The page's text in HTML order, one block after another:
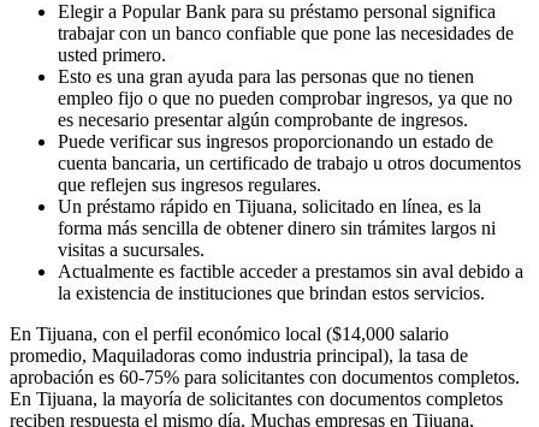
Elegir a Popular Bank para su préstamo personal significa
trabajar con un banco confiable que pone las necesidades de
usted primero.
Esto es una gran ayuda para las personas que no tienen
empleo fijo o que no pueden comprobar ingresos, ya que no
es necesario presentar algún comprobante de ingresos.
Puede verificar sus ingresos proporcionando un estado de
cuenta bancaria, un certificado de trabajo u otros documentos
que reflejen sus ingresos regulares.
Un préstamo rápido en Tijuana, solicitado en línea, es la
forma más sencilla de obtener dinero sin trámites largos ni
visitas a sucursales.
Actualmente es factible acceder a prestamos sin aval debido a
la existencia de instituciones que brindan estos servicios.
En Tijuana, con el perfil económico local ($14,000 salario
promedio, Maquiladoras como industria principal), la tasa de
aprobación es 60-75% para solicitantes con documentos completos.
En Tijuana, la mayoría de solicitantes con documentos completos
reciben respuesta el mismo día. Muchas empresas en Tijuana,